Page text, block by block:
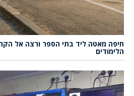
חיפה מאטה ליד בתי הספר ורצה אל
הלימודים